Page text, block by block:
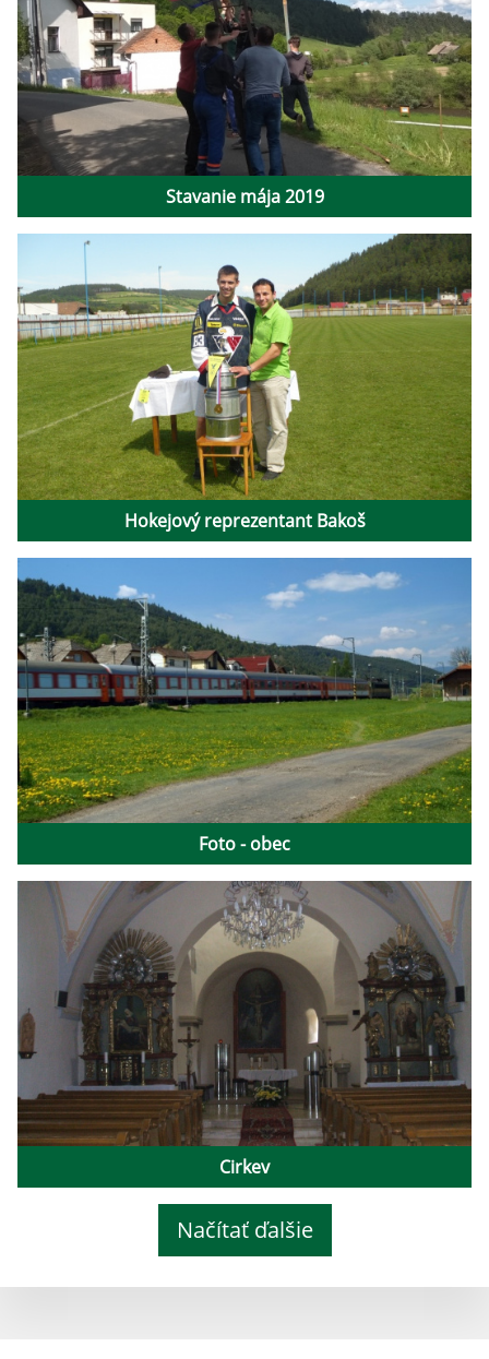
Stavanie mája 2019
Hokejový reprezentant Bakoš
Foto - obec
Cirkev
Načítať ďalšie